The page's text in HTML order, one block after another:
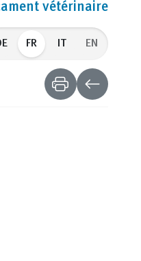
vétérinaire
FR EN